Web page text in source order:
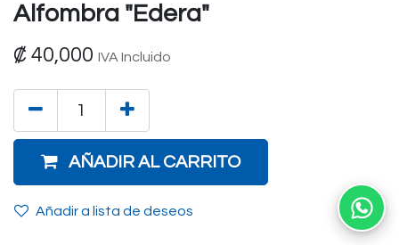
Alfombra "Edera"
₡ 40,000 IVA Incluido
AÑADIR AL CARRITO
Añadir a lista de deseos